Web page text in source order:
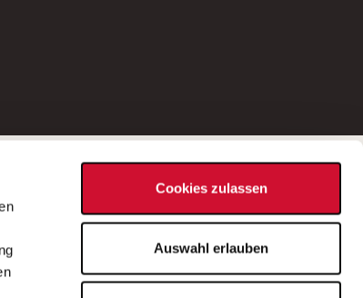
Cookies zulassen
Auswahl erlauben
Bei Fragen zu einer Stellenausschreibung
wenden Sie sich bitte an die*den in der
Stellenausschreibung genannte*n